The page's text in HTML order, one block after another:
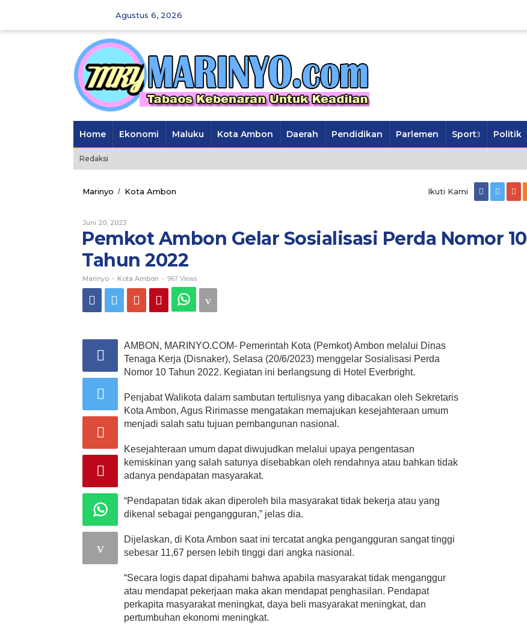
Agustus 6, 2026
Home Ekonomi Maluku Kota Ambon Daerah Pendidikan Parlemen Sport Politik
Redaksi
Marinyo / Kota Ambon
Perda
Nomor
10
Tahun
2022
Ikuti Kami
Juni 20, 2023
Marinyo
Pemkot Ambon Gelar Sosialisasi Perda Nomor 10
Tahun 2022
Marinyo - Kota Ambon - 967 Views
AMBON, MARINYO.COM- Pemerintah Kota (Pemkot) Ambon melalui Dinas
Tenaga Kerja (Disnaker), Selasa (20/6/2023) menggelar Sosialisasi Perda
Nomor 10 Tahun 2022. Kegiatan ini berlangsung di Hotel Everbright.
Penjabat Walikota dalam sambutan tertulisnya yang dibacakan oleh Sekretaris
Kota Ambon, Agus Ririmasse mengatakan memajukan kesejahteraan umum
menjadi salah satu tujuan pembangunan nasional.
Kesejahteraan umum dapat diwujudkan melalui upaya pengentasan
kemiskinan yang salah satunya disebabkan oleh rendahnya atau bahkan tidak
adanya pendapatan masyarakat.
“Pendapatan tidak akan diperoleh bila masyarakat tidak bekerja atau yang
dikenal sebagai pengangguran,” jelas dia.
Dijelaskan, di Kota Ambon saat ini tercatat angka pengangguran sangat tinggi
sebesar 11,67 persen lebih tinggi dari angka nasional.
“Secara logis dapat dipahami bahwa apabila masyarakat tidak menganggur
atau mendapat pekerjaan maka akan mendapat penghasilan. Pendapat
perkapita masyarakat meningkat, daya beli masyarakat meningkat, dan
pertumbuhan ekonomi meningkat.